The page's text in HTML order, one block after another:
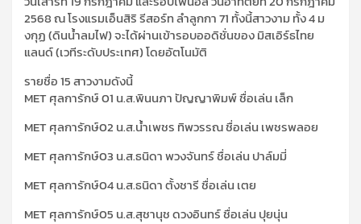
2568 ณ โรงแรมเอ็นสิริ รีสอร์ท ลำลูกกา 71 ทั้งนี้สาวงาม ทั้ง 4 ม
งกุฏ (ดินน้ำลมไฟ) จะได้ผ่านเข้ารอบออดิชั่นของ มิสเอิร์ธไทย
แลนด์ (เวทีระดับประเทศ) โดยอัตโนมัติ
รายชื่อ 15 สาวงามดังนี้
MET ศุลการักษ์ 01 น.ส.พินนภา ปัญญาพิมพ์ ชื่อเล่น เล็ก
MET ศุลการักษ์02 น.ส.น้ำเพชร ทิพวรรณ ชื่อเล่น เพชรพลอย
MET ศุลการักษ์03 น.ส.ธนิดา พวงจันทร์ ชื่อเล่น ปาล์มมี่
MET ศุลการักษ์04 น.ส.ธนิดา ตั้งชารี ชื่อเล่น เตย
MET ศุลการักษ์05 น.ส.สุชานุช ดวงอินทร์ ชื่อเล่น ปุยนุ่น